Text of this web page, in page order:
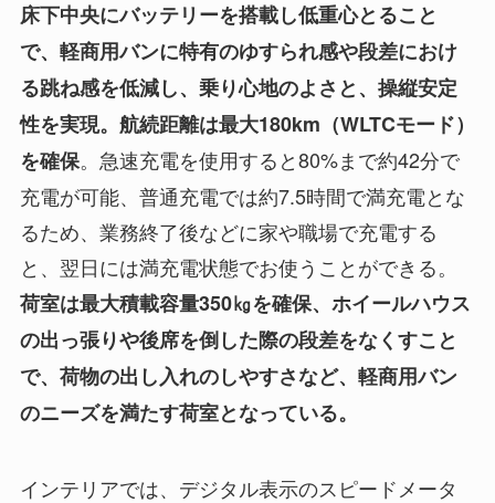
床下中央にバッテリーを搭載し低重心とること
で、軽商用バンに特有のゆすられ感や段差におけ
る跳ね感を低減し、乗り心地のよさと、操縦安定
性を実現。航続距離は最大180km（WLTCモード）
を確保。急速充電を使用すると80%まで約42分で
充電が可能、普通充電では約7.5時間で満充電とな
るため、業務終了後などに家や職場で充電する
と、翌日には満充電状態でお使うことができる。
荷室は最大積載容量350㎏を確保、ホイールハウス
の出っ張りや後席を倒した際の段差をなくすこと
で、荷物の出し入れのしやすさなど、軽商用バン
のニーズを満たす荷室となっている。
インテリアでは、デジタル表示のスピードメータ